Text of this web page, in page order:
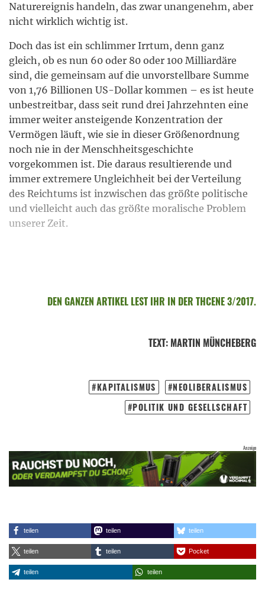
Naturereignis handeln, das zwar unangenehm, aber
nicht wirklich wichtig ist.
Doch das ist ein schlimmer Irrtum, denn ganz
gleich, ob es nun 60 oder 80 oder 100 Milliardäre
sind, die gemeinsam auf die unvorstellbare Summe
von 1,76 Billionen US-Dollar kommen – es ist heute
unbestreitbar, dass seit rund drei Jahrzehnten eine
immer weiter ansteigende Konzentration der
Vermögen läuft, wie sie in dieser Größenordnung
noch nie in der Menschheitsgeschichte
vorgekommen ist. Die daraus resultierende und
immer extremere Ungleichheit bei der Verteilung
des Reichtums ist inzwischen das größte politische
und vielleicht auch das größte moralische Problem
unserer Zeit.
DEN GANZEN ARTIKEL LEST IHR IN DER THCENE 3/2017.
TEXT: MARTIN MÜNCHEBERG
KAPITALISMUS
NEOLIBERALISMUS
POLITIK UND GESELLSCHAFT
teilen teilen teilen
teilen teilen Pocket
teilen teilen